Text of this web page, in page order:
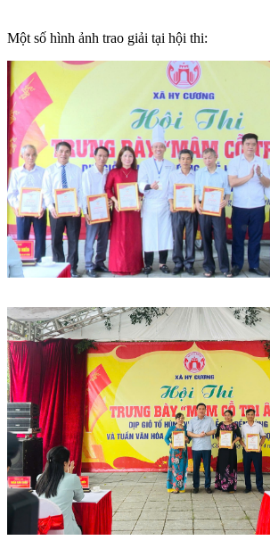
Một số hình ảnh trao giải tại hội thi: